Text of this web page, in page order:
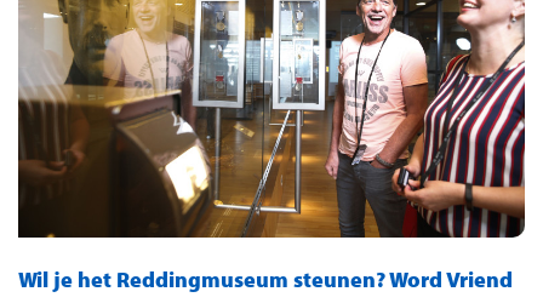
Wil je het Reddingmuseum steunen? Word Vriend